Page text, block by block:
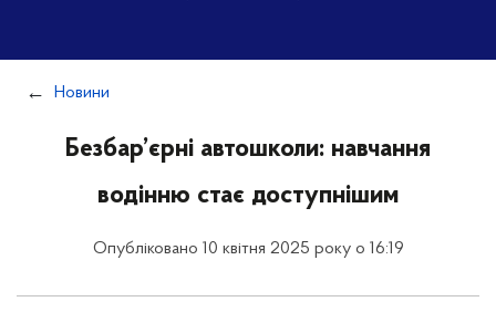
Новини
Безбар’єрні автошколи: навчання
водінню стає доступнішим
Опубліковано 10 квітня 2025 року о 16:19